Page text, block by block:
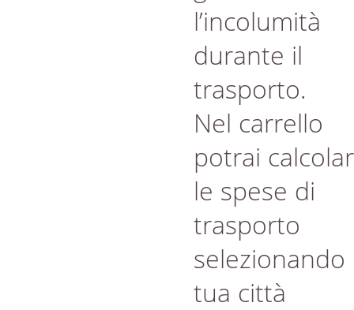
l’incolumità
durante il
trasporto.
Nel carrello
potrai
le spese di
trasporto
selezionando
tua città